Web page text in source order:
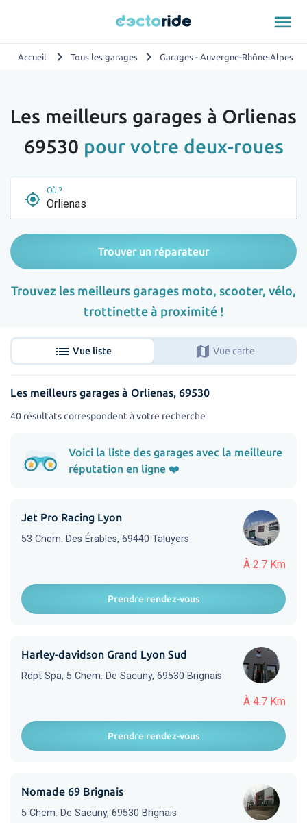
menu
Accueil chevron_right Tous les garages chevron_right Garages - Auvergne-Rhône-Alpes
Les meilleurs garages à Orlienas
69530 pour votre deux-roues
my_location
Où ?
Trouver un réparateur
Trouvez les meilleurs garages moto, scooter, vélo,
trottinette à proximité !
list Vue liste map Vue carte
Les meilleurs garages à Orlienas, 69530
40 résultats correspondent à votre recherche
Voici la liste des garages avec la meilleure
réputation en ligne ❤️
À 2.7 Km
Jet Pro Racing Lyon
53 Chem. Des Érables, 69440 Taluyers
Prendre rendez-vous
À 4.7 Km
Harley-davidson Grand Lyon Sud
Rdpt Spa, 5 Chem. De Sacuny, 69530 Brignais
Prendre rendez-vous
Nomade 69 Brignais
5 Chem. De Sacuny, 69530 Brignais